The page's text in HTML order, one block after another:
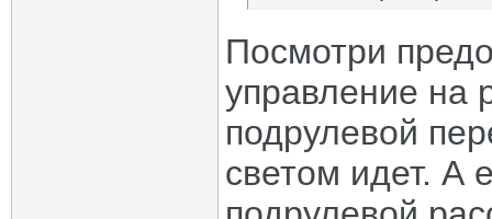
Посмотри
управление на
подрулевой
светом идет. А